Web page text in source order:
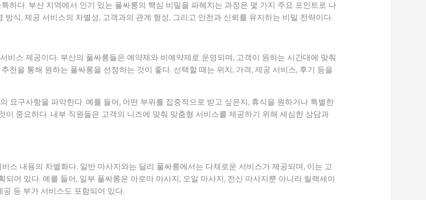
하다. 부산 지역에서 인기 있는 풀싸롱의 핵심 비밀을 파헤치는 과정은 몇 가지 주요 포인트로 나
방식, 제공 서비스의 차별성, 고객과의 관계 형성, 그리고 안전과 신뢰를 유지하는 비밀 전략이다.
비스 제공이다. 부산의 풀싸롱들은 예약제와 비예약제로 운영되며, 고객이 원하는 시간대에 맞춰
천을 통해 원하는 풀싸롱을 선정하는 것이 좋다. 선택할 때는 위치, 가격, 제공 서비스, 후기 등을
요구사항을 파악한다. 예를 들어, 어떤 부위를 집중적으로 받고 싶은지, 휴식을 원하거나 특별한
이 중요하다. 내부 직원들은 고객의 니즈에 맞춰 맞춤형 서비스를 제공하기 위해 세심한 상담과
스 내용의 차별화다. 일반 마사지와는 달리 풀싸롱에서는 다채로운 서비스가 제공되며, 이는 고
어 있다. 예를 들어, 일부 풀싸롱은 아로마 마사지, 오일 마사지, 전신 마사지뿐 아니라 릴랙세이
등 부가 서비스도 포함되어 있다.